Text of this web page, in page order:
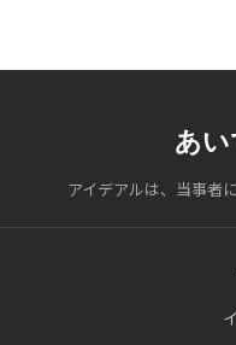
あ
アイデアルは、当事者